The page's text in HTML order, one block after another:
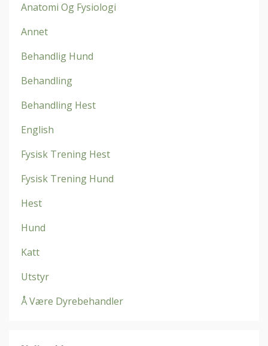
Anatomi Og Fysiologi
Annet
Behandlig Hund
Behandling
Behandling Hest
English
Fysisk Trening Hest
Fysisk Trening Hund
Hest
Hund
Katt
Utstyr
Å Være Dyrebehandler